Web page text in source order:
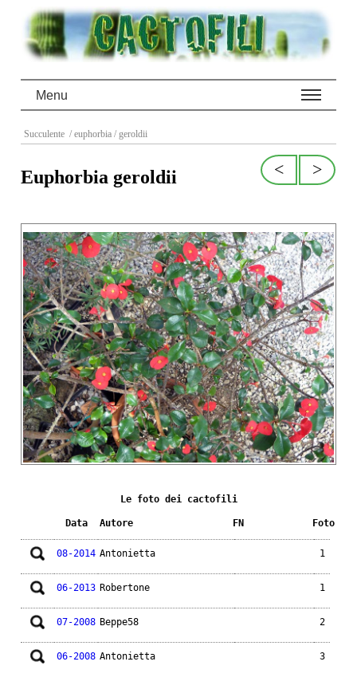
Menu
Succulente / euphorbia / geroldii
>
<
Euphorbia geroldii
Le foto dei cactofili
Data Autore FN Foto
08-2014 Antonietta 1
06-2013 Robertone 1
07-2008 Beppe58 2
06-2008 Antonietta 3